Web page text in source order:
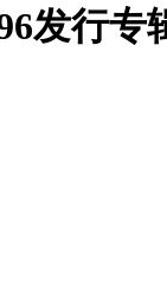
发行